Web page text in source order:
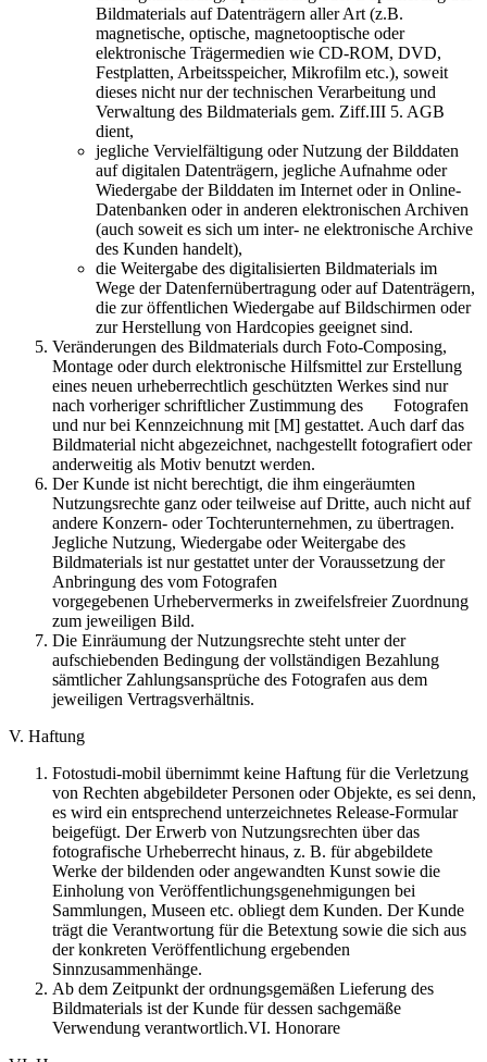
Bildmaterials auf Datenträgern aller Art (z.B.
magnetische, optische, magnetooptische oder
elektronische Trägermedien wie CD-ROM, DVD,
Festplatten, Arbeitsspeicher, Mikrofilm etc.), soweit
dieses nicht nur der technischen Verarbeitung und
Verwaltung des Bildmaterials gem. Ziff.III 5. AGB
dient,
jegliche Vervielfältigung oder Nutzung der Bilddaten
auf digitalen Datenträgern, jegliche Aufnahme oder
Wiedergabe der Bilddaten im Internet oder in Online-
Datenbanken oder in anderen elektronischen Archiven
(auch soweit es sich um inter- ne elektronische Archive
des Kunden handelt),
die Weitergabe des digitalisierten Bildmaterials im
Wege der Datenfernübertragung oder auf Datenträgern,
die zur öffentlichen Wiedergabe auf Bildschirmen oder
zur Herstellung von Hardcopies geeignet sind.
Veränderungen des Bildmaterials durch Foto-Composing,
Montage oder durch elektronische Hilfsmittel zur Erstellung
eines neuen urheberrechtlich geschützten Werkes sind nur
nach vorheriger schriftlicher Zustimmung des Fotografen
und nur bei Kennzeichnung mit [M] gestattet. Auch darf das
Bildmaterial nicht abgezeichnet, nachgestellt fotografiert oder
anderweitig als Motiv benutzt werden.
Der Kunde ist nicht berechtigt, die ihm eingeräumten
Nutzungsrechte ganz oder teilweise auf Dritte, auch nicht auf
andere Konzern- oder Tochterunternehmen, zu übertragen.
Jegliche Nutzung, Wiedergabe oder Weitergabe des
Bildmaterials ist nur gestattet unter der Voraussetzung der
Anbringung des vom Fotografen
vorgegebenen Urhebervermerks in zweifelsfreier Zuordnung
zum jeweiligen Bild.
Die Einräumung der Nutzungsrechte steht unter der
aufschiebenden Bedingung der vollständigen Bezahlung
sämtlicher Zahlungsansprüche des Fotografen aus dem
jeweiligen Vertragsverhältnis.
V. Haftung
Fotostudi-mobil übernimmt keine Haftung für die Verletzung
von Rechten abgebildeter Personen oder Objekte, es sei denn,
es wird ein entsprechend unterzeichnetes Release-Formular
beigefügt. Der Erwerb von Nutzungsrechten über das
fotografische Urheberrecht hinaus, z. B. für abgebildete
Werke der bildenden oder angewandten Kunst sowie die
Einholung von Veröffentlichungsgenehmigungen bei
Sammlungen, Museen etc. obliegt dem Kunden. Der Kunde
trägt die Verantwortung für die Betextung sowie die sich aus
der konkreten Veröffentlichung ergebenden
Sinnzusammenhänge.
Ab dem Zeitpunkt der ordnungsgemäßen Lieferung des
Bildmaterials ist der Kunde für dessen sachgemäße
Verwendung verantwortlich.VI. Honorare